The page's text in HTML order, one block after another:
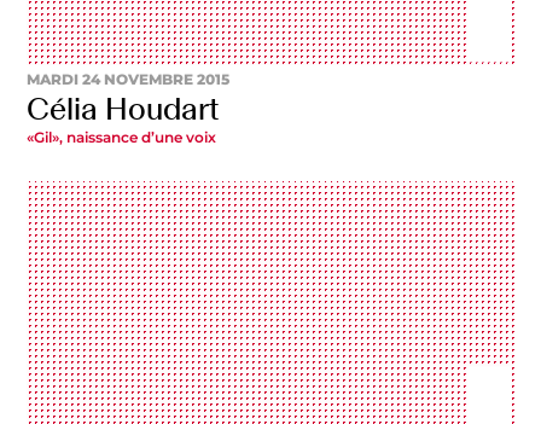
MARDI 24 NOVEMBRE 2015
Célia Houdart
«Gil», naissance d’une voix